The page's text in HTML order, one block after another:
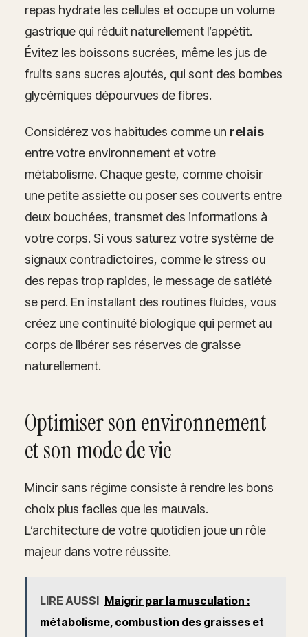
repas hydrate les cellules et occupe un volume
gastrique qui réduit naturellement l’appétit.
Évitez les boissons sucrées, même les jus de
fruits sans sucres ajoutés, qui sont des bombes
glycémiques dépourvues de fibres.
Considérez vos habitudes comme un relais
entre votre environnement et votre
métabolisme. Chaque geste, comme choisir
une petite assiette ou poser ses couverts entre
deux bouchées, transmet des informations à
votre corps. Si vous saturez votre système de
signaux contradictoires, comme le stress ou
des repas trop rapides, le message de satiété
se perd. En installant des routines fluides, vous
créez une continuité biologique qui permet au
corps de libérer ses réserves de graisse
naturellement.
Optimiser son environnement
et son mode de vie
Mincir sans régime consiste à rendre les bons
choix plus faciles que les mauvais.
L’architecture de votre quotidien joue un rôle
majeur dans votre réussite.
LIRE AUSSI Maigrir par la musculation :
métabolisme, combustion des graisses et